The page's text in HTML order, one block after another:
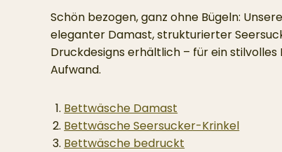
Schön bezogen, ganz ohne Bügeln:
eleganter Damast, strukturierter
Druckdesigns erhältlich – für ein
Aufwand.
Bettwäsche Damast
Bettwäsche Seersucker-Krinkel
Bettwäsche bedruckt